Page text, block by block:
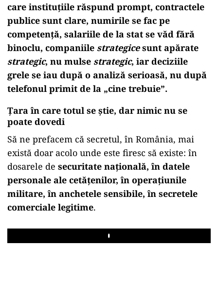
care instituțiile răspund prompt, contractele
publice sunt clare, numirile se fac pe
competență, salariile de la stat se văd fără
binoclu, companiile strategicesunt apărate
strategic, nu mulse strategic, iar deciziile
grele se iau după o analiză serioasă, nu după
telefonul primit de la „cine trebuie”.
Țara în care totul se știe, dar nimic nu se
poate dovedi
Să ne prefacem că secretul, în România, mai
există doar acolo unde este firesc să existe: în
dosarele de securitate națională, în datele
personale ale cetățenilor, în operațiunile
militare, în anchetele sensibile, în secretele
comerciale legitime.
Play